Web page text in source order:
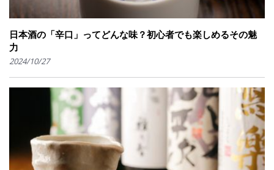
日本酒の「辛口」ってどんな味？初心者でも楽しめるその魅
力
2024/10/27